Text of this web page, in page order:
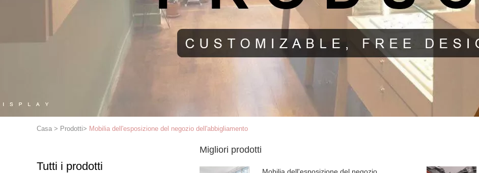
Casa > Prodotti> Mobilia dell'esposizione del negozio dell'abbigliamento
Tutti i prodotti
Migliori prodotti